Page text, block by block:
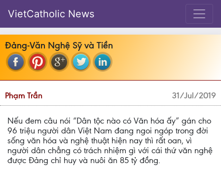
VietCatholic News
Đảng-Văn Nghệ Sỹ và Tiền
Phạm Trần 31/Jul/2019
Nếu đem câu nói “Dân tộc nào có Văn hóa ấy” gán cho
96 triệu người dân Việt Nam đang ngoi ngóp trong đời
sống văn hóa và nghệ thuật hiện nay thì rất oan, vì
người dân chẳng có trách nhiệm gì với cái thứ văn nghệ
được Đảng chỉ huy và nuôi ăn 85 tỷ đồng.